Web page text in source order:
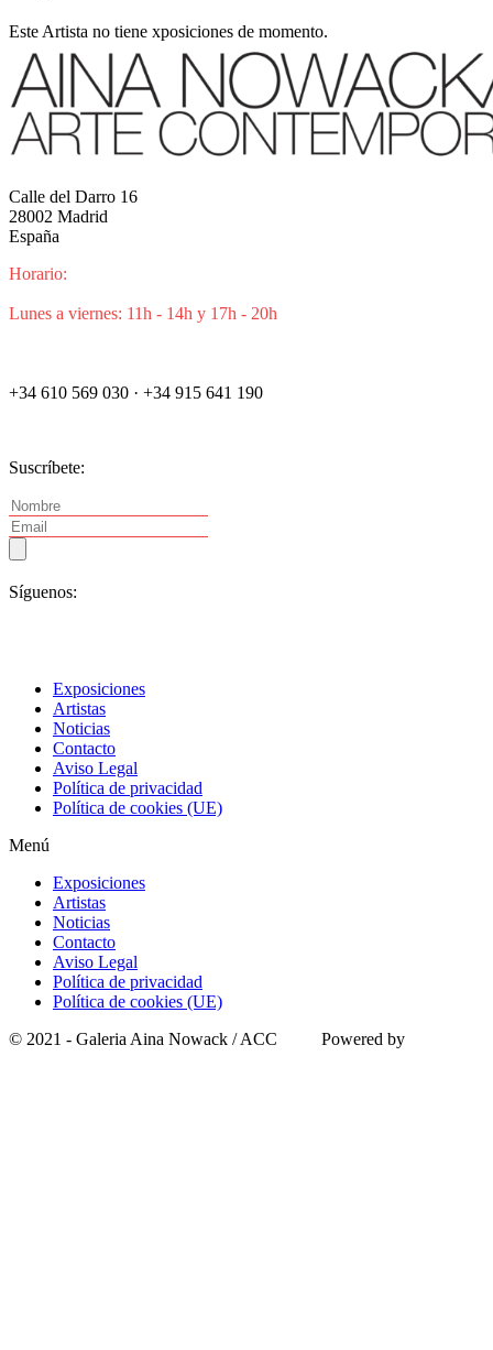
Este Artista no tiene xposiciones de momento.
Calle del Darro 16
28002 Madrid
España
Horario:
Lunes a viernes: 11h - 14h y 17h - 20h
+34 610 569 030 · +34 915 641 190
Suscríbete:
Síguenos:
Exposiciones
Artistas
Noticias
Contacto
Aviso Legal
Política de privacidad
Política de cookies (UE)
Menú
Exposiciones
Artistas
Noticias
Contacto
Aviso Legal
Política de privacidad
Política de cookies (UE)
© 2021 - Galeria Aina Nowack / ACC Powered by